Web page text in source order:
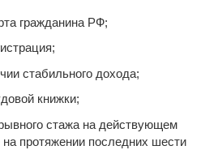
гражданина РФ;
стабильного дохода;
книжки;
стажа на действующем
протяжении последних шести